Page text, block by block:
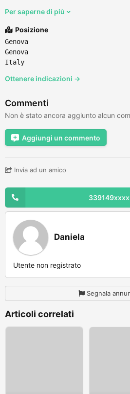
Per saperne di più
Posizione
Genova
Genova
Italy
Ottenere indicazioni →
Commenti
Non è stato ancora aggiunto alcun
Aggiungi un commento
Invia ad un amico
339149xxxx
Daniela
Utente non registrato
Segnala
Articoli correlati